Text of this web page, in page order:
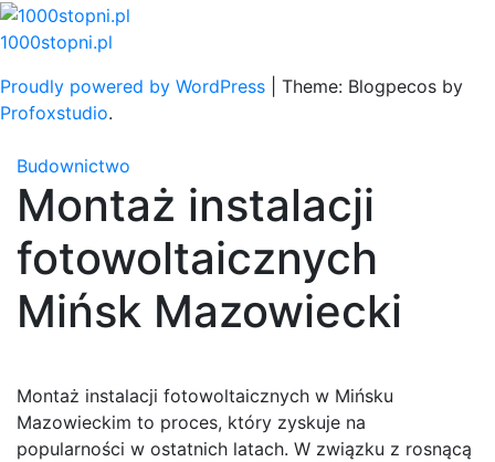
Skip
to
1000stopni.pl
Proudly powered by WordPress
Theme: Blogpecos by
Profoxstudio.
Budownictwo
Montaż instalacji
fotowoltaicznych
Mińsk Mazowiecki
Montaż instalacji fotowoltaicznych w Mińsku
Mazowieckim to proces, który zyskuje na
popularności w ostatnich latach. W związku z rosnącą